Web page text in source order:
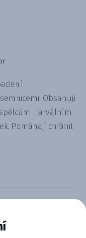
Obsahují
i larválním
Pomáhají chránit